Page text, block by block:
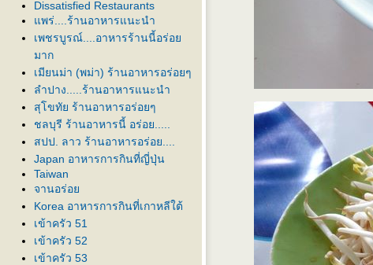
Dissatisfied Restaurants
พร่....ร้านอาหารแนะนำ
เพชรบูรณ์....อาหารร้านนี้อร่อ
มาก
เมียนม่า (พม่า) ร้านอาหารอร่อยๆ
ลำปาง.....ร้านอาหารแนะนำ
สุโขทัย ร้านอาหารอร่อยๆ
ชลบุรี ร้านอาหารนี้ อร่อย.....
สปป. ลาว ร้านอาหารอร่อย....
Japan อาหารการกินที่ญี่ปุ่น
Taiwan
จานอร่อ
Korea อาหารการกินที่เกาหลีใต้
เข้าครัว 51
เข้าครัว 52
เข้าครัว 53